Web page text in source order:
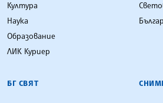
Култура
Наука
Образование
ЛИК Куриер
БГ СВЯТ